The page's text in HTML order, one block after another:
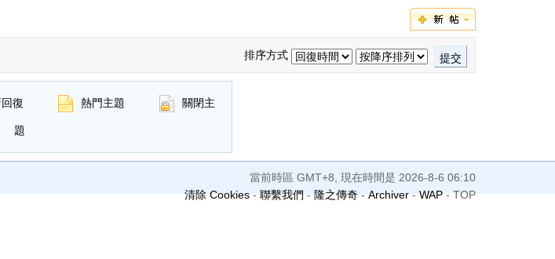
排序方式 提交
復 熱門主題 關閉主
題
當前時區 GMT+8, 現在時間是 2026-8-6 06:10
清除 Cookies -聯繫我們 - 隆之傳奇 -Archiver -WAP -TOP